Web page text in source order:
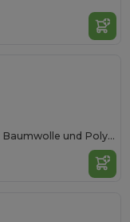
Sweatshirt (unisex) aus Baumwolle und Polyester